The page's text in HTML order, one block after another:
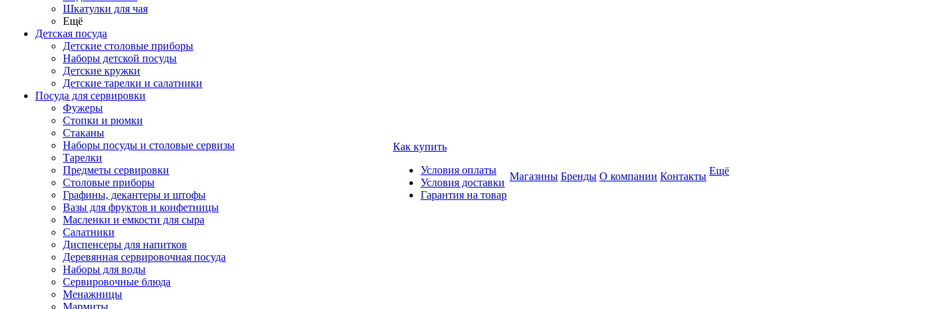
Шкатулки для чая
Ещё
Детская посуда
Детские столовые приборы
Наборы детской посуды
Детские кружки
Детские тарелки и салатники
Посуда для сервировки
Фужеры
Стопки и рюмки
Стаканы
Наборы посуды и столовые сервизы
Тарелки
Предметы сервировки
Столовые приборы
Графины, декантеры и штофы
Вазы для фруктов и конфетницы
Масленки и емкости для сыра
Салатники
Диспенсеры для напитков
Деревянная сервировочная посуда
Наборы для воды
Сервировочные блюда
Менажницы
Мармиты
Как купить
Условия оплаты
Условия доставки
Гарантия на товар
Магазины Бренды О компании Контакты Ещё